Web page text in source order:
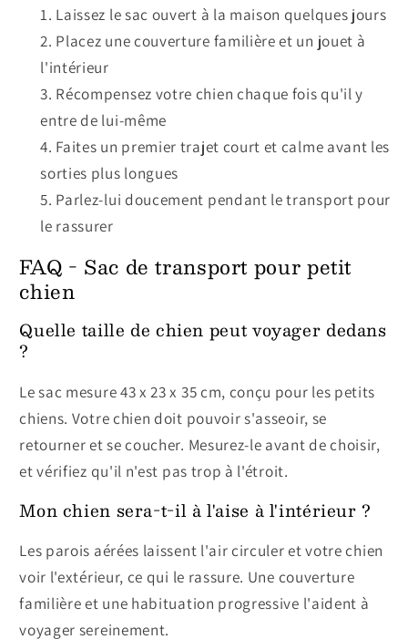
Laissez le sac ouvert à la maison quelques jours
Placez une couverture familière et un jouet à
l'intérieur
Récompensez votre chien chaque fois qu'il y
entre de lui-même
Faites un premier trajet court et calme avant les
sorties plus longues
Parlez-lui doucement pendant le transport pour
le rassurer
FAQ - Sac de transport pour petit
chien
Quelle taille de chien peut voyager dedans
?
Le sac mesure 43 x 23 x 35 cm, conçu pour les petits
chiens. Votre chien doit pouvoir s'asseoir, se
retourner et se coucher. Mesurez-le avant de choisir,
et vérifiez qu'il n'est pas trop à l'étroit.
Mon chien sera-t-il à l'aise à l'intérieur ?
Les parois aérées laissent l'air circuler et votre chien
voir l'extérieur, ce qui le rassure. Une couverture
familière et une habituation progressive l'aident à
voyager sereinement.